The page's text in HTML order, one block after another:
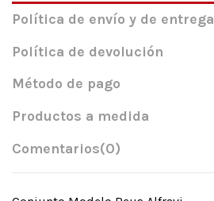
Política de envío y de entrega
Política de devolución
Método de pago
Productos a medida
Comentarios(0)